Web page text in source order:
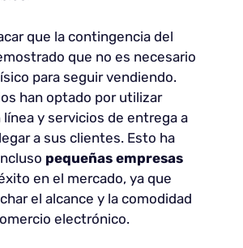
que la contingencia del
que no es necesario
para seguir vendiendo.
han optado por utilizar
y servicios de entrega a
a sus clientes. Esto ha
pequeñas empresas
en el mercado, ya que
el alcance y la comodidad
electrónico.